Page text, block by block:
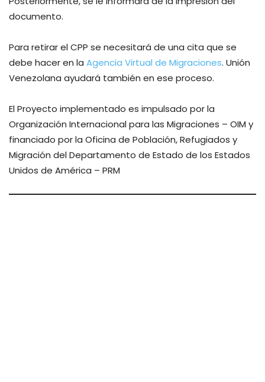
documento.
Para retirar el CPP se necesitará de una cita que se
debe hacer en la Agencia Virtual de Migraciones. Unión
Venezolana ayudará también en ese proceso.
El Proyecto implementado es impulsado por la
Organización Internacional para las Migraciones – OIM y
financiado por la Oficina de Población, Refugiados y
Migración del Departamento de Estado de los Estados
Unidos de América – PRM